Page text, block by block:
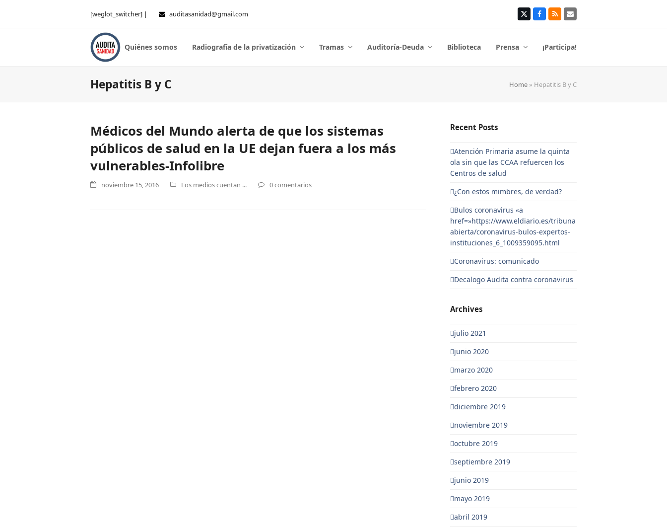
[weglot_switcher] | auditasanidad@gmail.com TwitterFacebook
RSS Correo
Quiénes somos Radiografía de la privatización Tramas Auditoría-Deuda Biblioteca Prensa ¡Participa!
Hepatitis B y C Home » Hepatitis B y C
Médicos del Mundo alerta de que los sistemas
públicos de salud en la UE dejan fuera a los más
vulnerables-Infolibre
noviembre 15, 2016 Los medios cuentan ... 0 comentarios
Recent Posts
Atención Primaria asume la quinta
ola sin que las CCAA refuercen los
Centros de salud
¿Con estos mimbres, de verdad?
Bulos coronavirus «a
href=»https://www.eldiario.es/tribuna
abierta/coronavirus-bulos-expertos-
instituciones_6_1009359095.html
Coronavirus: comunicado
Decalogo Audita contra coronavirus
Archives
julio 2021
junio 2020
marzo 2020
febrero 2020
diciembre 2019
noviembre 2019
octubre 2019
septiembre 2019
junio 2019
mayo 2019
abril 2019